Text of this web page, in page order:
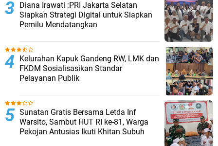
Diana Irawati :PRI Jakarta Selatan
Siapkan Strategi Digital untuk Siapkan
Pemilu Mendatangkan
Kelurahan Kapuk Gandeng RW, LMK dan
FKDM Sosialisasikan Standar
Pelayanan Publik
Sunatan Gratis Bersama Letda Inf
Warsito, Sambut HUT RI ke-81, Warga
Pekojan Antusias Ikuti Khitan Subuh